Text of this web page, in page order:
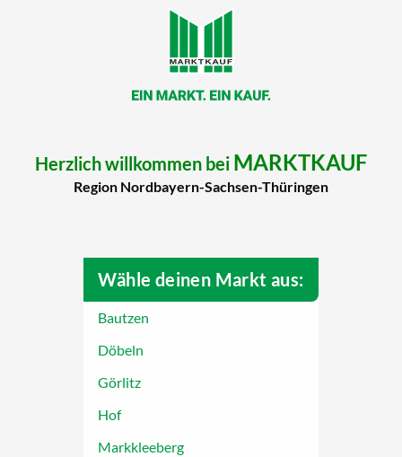
Herzlich willkommen bei MARKTKAUF
Region Nordbayern-Sachsen-Thüringen
Wähle deinen Markt aus:
Bautzen
Döbeln
Görlitz
Hof
Markkleeberg